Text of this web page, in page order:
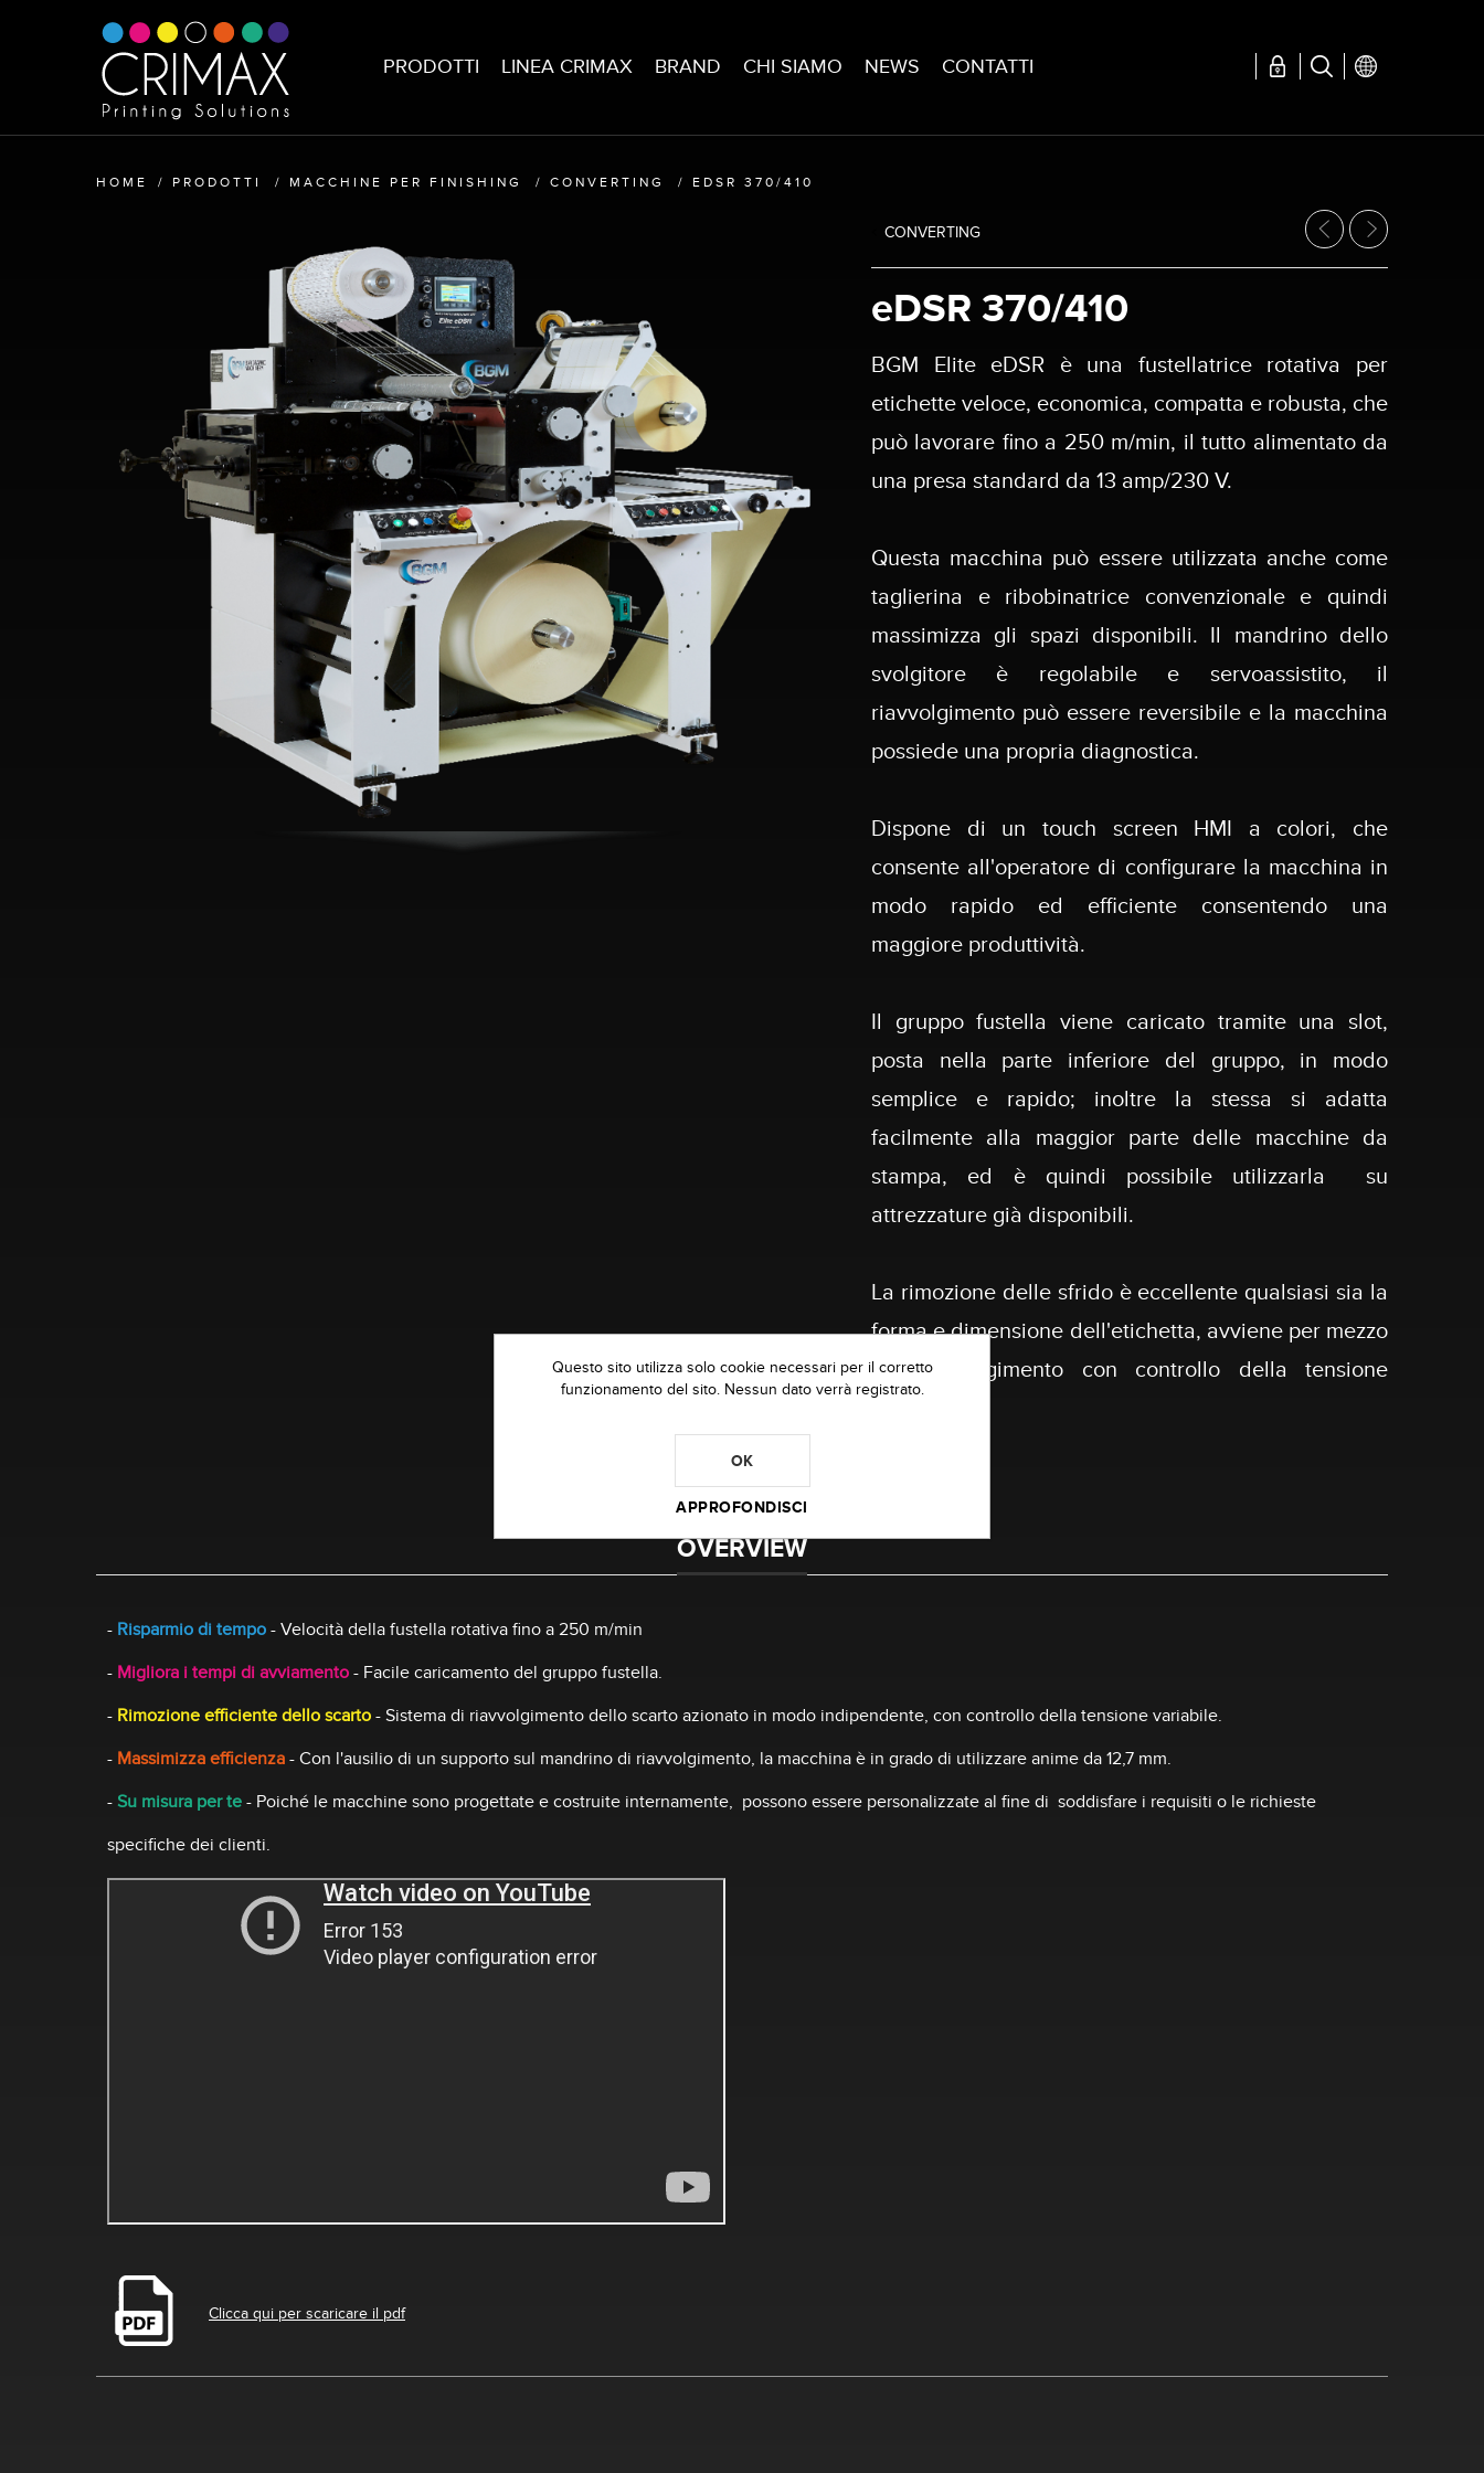
PRODOTTI LINEA CRIMAX BRAND CHI SIAMO NEWS CONTATTI
HOME / PRODOTTI / MACCHINE PER FINISHING / CONVERTING / EDSR 370/410
CONVERTING
eDSR 370/410
BGM Elite eDSR è una fustellatrice rotativa per
etichette veloce, economica, compatta e robusta, che
può lavorare fino a 250 m/min, il tutto alimentato da
una presa standard da 13 amp/230 V.
Questa macchina può essere utilizzata anche come
taglierina e ribobinatrice convenzionale e quindi
massimizza gli spazi disponibili. Il mandrino dello
svolgitore è regolabile e servoassistito, il
riavvolgimento può essere reversibile e la macchina
possiede una propria diagnostica.
Dispone di un touch screen HMI a colori, che
consente all'operatore di configurare la macchina in
modo rapido ed efficiente consentendo una
maggiore produttività.
Il gruppo fustella viene caricato tramite una slot,
posta nella parte inferiore del gruppo, in modo
semplice e rapido; inoltre la stessa si adatta
facilmente alla maggior parte delle macchine da
stampa, ed è quindi possibile utilizzarla su
attrezzature già disponibili.
La rimozione delle sfrido è eccellente qualsiasi sia la
forma e dimensione dell'etichetta, avviene per mezzo
del riavvolgimento con controllo della tensione
OVERVIEW
- Risparmio di tempo - Velocità della fustella rotativa fino a 250 m/min
- Migliora i tempi di avviamento - Facile caricamento del gruppo fustella.
- Rimozione efficiente dello scarto - Sistema di riavvolgimento dello scarto azionato in modo indipendente, con controllo della tensione variabile.
- Massimizza efficienza - Con l'ausilio di un supporto sul mandrino di riavvolgimento, la macchina è in grado di utilizzare anime da 12,7 mm.
- Su misura per te - Poiché le macchine sono progettate e costruite internamente, possono essere personalizzate al fine di soddisfare i requisiti o le richieste
specifiche dei clienti.
Clicca qui per scaricare il pdf
Questo sito utilizza solo cookie necessari per il corretto
funzionamento del sito. Nessun dato verrà registrato.
OK
APPROFONDISCI